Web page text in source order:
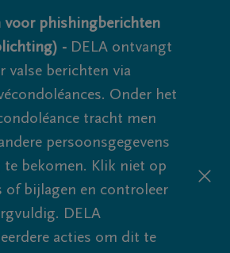
voor phishingberichten
- DELA ontvangt
valse berichten via
Onder het
tracht men
persoonsgegevens
te bekomen. Klik niet op
of bijlagen en controleer
DELA
acties om dit te